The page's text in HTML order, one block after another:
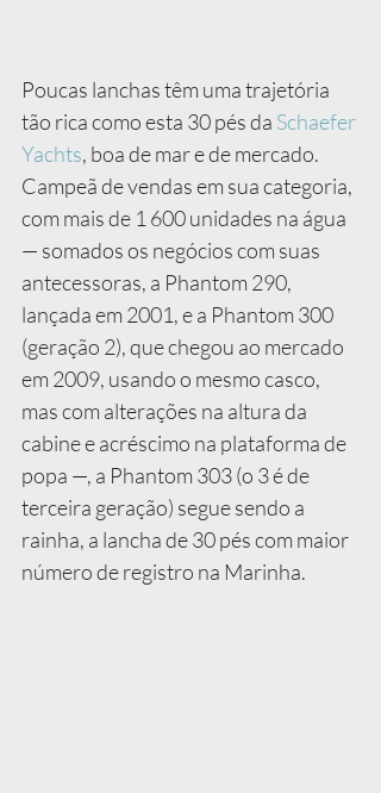
Poucas lanchas têm uma trajetória
tão rica como esta 30 pés da Schaefer
Yachts, boa de mar e de mercado.
Campeã de vendas em sua categoria,
com mais de 1 600 unidades na água
— somados os negócios com suas
antecessoras, a Phantom 290,
lançada em 2001, e a Phantom 300
(geração 2), que chegou ao mercado
em 2009, usando o mesmo casco,
mas com alterações na altura da
cabine e acréscimo na plataforma de
popa —, a Phantom 303 (o 3 é de
terceira geração) segue sendo a
rainha, a lancha de 30 pés com maior
número de registro na Marinha.